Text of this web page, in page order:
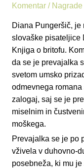
Komentar / Nagrade
Diana Pungeršič, je
slovaške pisateljice
Knjiga o britofu.
da se je prevajalka
svetom umsko
odmevnega
zalogaj, saj se je
miselnim in
moškega.
Prevajalka se je po
vživela v duhovno-
posebneža, ki mu